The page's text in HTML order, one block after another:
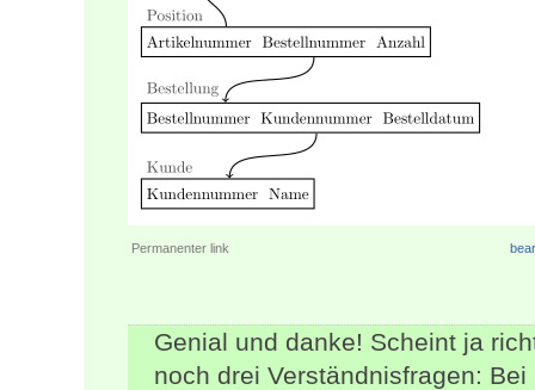
Permanenter link
Genial und danke! Scheint ja
noch drei Verständnisfragen: Bei